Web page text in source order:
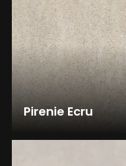
Pirenie Ecru